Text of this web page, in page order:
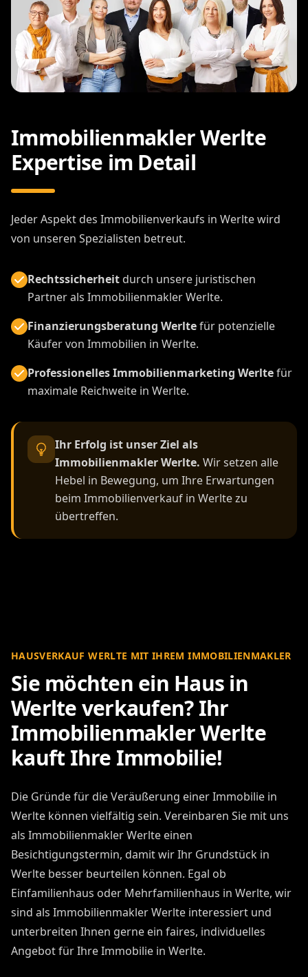
Immobilienmakler Werlte
Expertise im Detail
Jeder Aspekt des Immobilienverkaufs in Werlte wird
von unseren Spezialisten betreut.
Rechtssicherheitdurch unsere juristischen
Partner als Immobilienmakler Werlte.
Finanzierungsberatung Werltefür potenzielle
Käufer von Immobilien in Werlte.
Professionelles Immobilienmarketing Werltefür
maximale Reichweite in Werlte.
Ihr Erfolg ist unser Ziel als
Immobilienmakler Werlte. Wir setzen alle
Hebel in Bewegung, um Ihre Erwartungen
beim Immobilienverkauf in Werlte zu
übertreffen.
HAUSVERKAUF WERLTE MIT IHREM IMMOBILIENMAKLER
Sie möchten ein Haus in
Werlte verkaufen? Ihr
Immobilienmakler Werlte
kauft Ihre Immobilie!
Die Gründe für die Veräußerung einer Immobilie in
Werlte können vielfältig sein. Vereinbaren Sie mit uns
als Immobilienmakler Werlte einen
Besichtigungstermin, damit wir Ihr Grundstück in
Werlte besser beurteilen können. Egal ob
Einfamilienhaus oder Mehrfamilienhaus in Werlte, wir
sind als Immobilienmakler Werlte interessiert und
unterbreiten Ihnen gerne ein faires, individuelles
Angebot für Ihre Immobilie in Werlte.